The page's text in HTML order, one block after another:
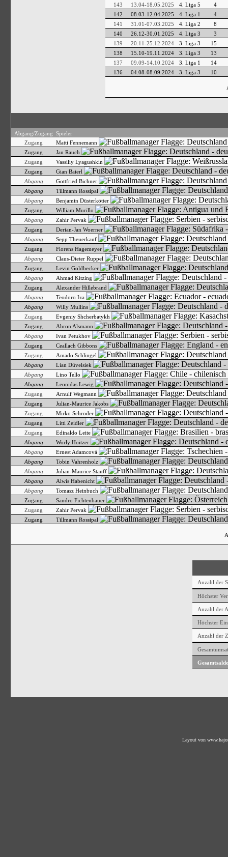
143
13.04-18.05.2025 4. Liga 5
4
142
08.03-12.04.2025 4. Liga 1
4
141
31.01-07.03.2025 4. Liga 2
8
140
26.12-30.01.2025 4. Liga 3
3
139
20.11-25.12.2024 3. Liga 3
15
138
15.10-19.11.2024 3. Liga 3
13
137
09.09-14.10.2024 3. Liga 1
14
136
04.08-08.09.2024 3. Liga 3 10
Abgang/Zugang Spieler
Zugang
Matti Fennemann
Zugang
Jan Rauch
Zugang
Vassiliy Lyagushkin
Zugang
Gian Baierl
Abgang
Gottfried Bichner
Abgang
Tillmann Rossipal
Abgang
Benjamin Düsterkötter
Zugang
William Murillo
Abgang
Zahir Pervak
Zugang
Derian-Jan Woerner
Abgang
Sepp Theuerkauf
Zugang
Florens Hagemeyer
Abgang
Claus-Dieter Ruppel
Zugang
Levin Goldbecker
Abgang
Ahmad Kitzing
Zugang
Alexander Hillebrand
Abgang
Teodoro Iza
Abgang
Willy Mullins
Zugang
Evgeniy Shcherbatykh
Zugang
Ahron Alsmann
Abgang
Ivan Petukhov
Zugang
Ceallach Gibbons
Zugang
Amado Schlingel
Abgang
Lian Düvelsiek
Abgang
Lino Tello
Abgang
Leonidas Lewig
Zugang
Arnulf Wegmann
Zugang
Julian-Maurice Jakobs
Zugang
Mirko Schroder
Zugang
Litti Zeidler
Zugang
Edinaldo Leite
Abgang
Worly Hoitzer
Abgang
Ernest Adamcová
Abgang
Tobin Vahrenholz
Abgang
Julian-Maurice Stauff
Abgang
Alwis Habenicht
Abgang
Tomasz Heinbuch
Zugang
Sandro Fichtenbauer
Zugang
Zahir Pervak
Zugang
Tillmann Rossipal
Anzahl der
Höchster
Anzahl der
Höchster
Anzahl der
Layout von